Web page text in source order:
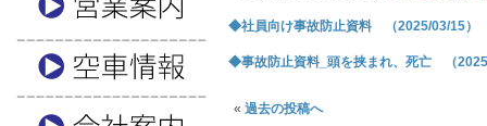
◆社員向け事故防止資料 （2025/03/15）
◆事故防止資料_頭を挟まれ、死亡 （
« 過去の投稿へ